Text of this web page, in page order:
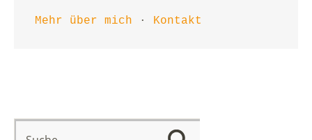
Mehr über mich · Kontakt